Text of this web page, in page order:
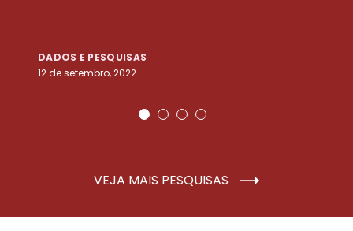
DADOS E PESQUISAS
12 de setembro, 2022
VEJA MAIS PESQUISAS